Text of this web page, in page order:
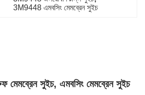
3M9448 এমবসিং মেমব্রেন সুইচ
মেমব্রেন সুইচ, এমবসিং মেমব্রেন সুইচ